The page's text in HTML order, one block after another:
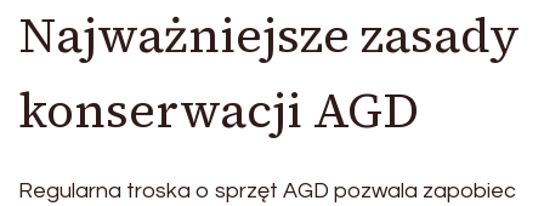
Najważniejsze zasady
konserwacji AGD
Regularna troska o sprzęt AGD pozwala zapobiec